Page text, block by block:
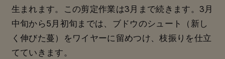
生まれます。この剪定作業は3月まで続きます。3月
中旬から5月初旬までは、ブドウのシュート（新し
く伸びた蔓）をワイヤーに留めつけ、枝振りを仕立
てていきます。